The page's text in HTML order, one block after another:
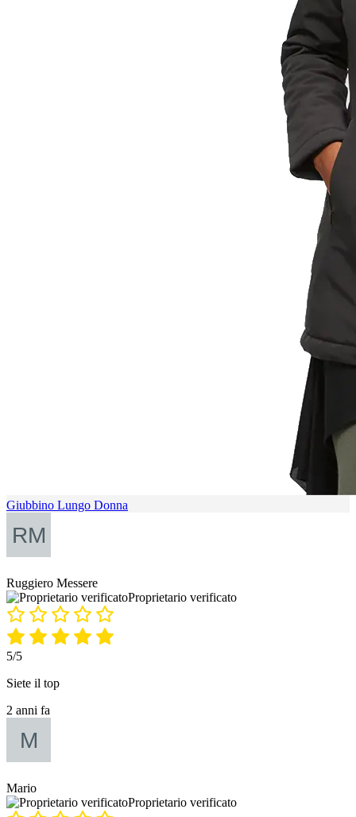
Giubbino Lungo Donna
Ruggiero Messere
Proprietario verificato
5/5
Siete il top
2 anni fa
Mario
Proprietario verificato